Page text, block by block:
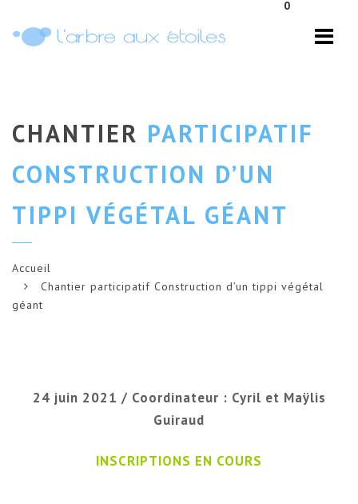
0
CHANTIER PARTICIPATIF
CONSTRUCTION D’UN
TIPPI VÉGÉTAL GÉANT
Accueil
Chantier participatif Construction d’un tippi végétal
géant
24 juin 2021 / Coordinateur : Cyril et Maÿlis
Guiraud
INSCRIPTIONS EN COURS